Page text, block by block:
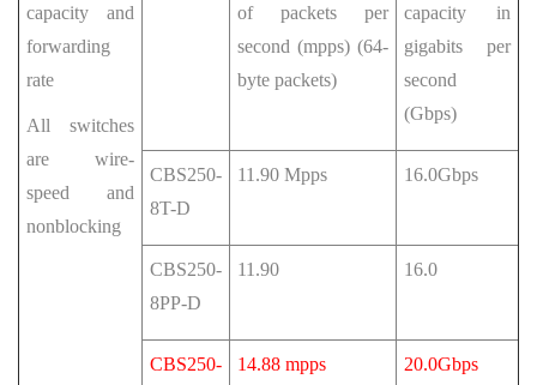
capacity and
forwarding
rate
All switches
are wire-
speed and
nonblocking
of packets per
second (mpps) (64-
byte packets)
capacity in
gigabits per
second
(Gbps)
CBS250-
8T-D
11.90 Mpps 16.0Gbps
CBS250-
8PP-D
11.90 16.0
CBS250-
14.88 mpps 20.0Gbps